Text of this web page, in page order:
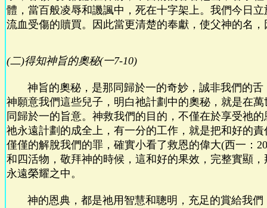
體，當百般凌辱和譏諷中，死在十字架上。我們今日
流血受傷的贖買。因此當更清楚的奉獻，使父神的名
(二)得知神旨的奧秘(一7-10)
神旨的奧秘，是那同歸於一的奇妙，誠非我們的舌
神願意我們這些兒子，明白祂計劃中的奧秘，就是在
同歸於一的旨意。神救我們的目的，不僅在於享受祂
祂永遠計劃的成全上，有一分的工作，就是把和好的
僅僅的解脫我們的罪，確實小看了救恩的偉大(西一：
和四活物，敬拜神的時候，這和好的果效，完整實顯
永遠榮耀之中。
神的恩典，都是祂用智慧和聰明，充足的賞給我們